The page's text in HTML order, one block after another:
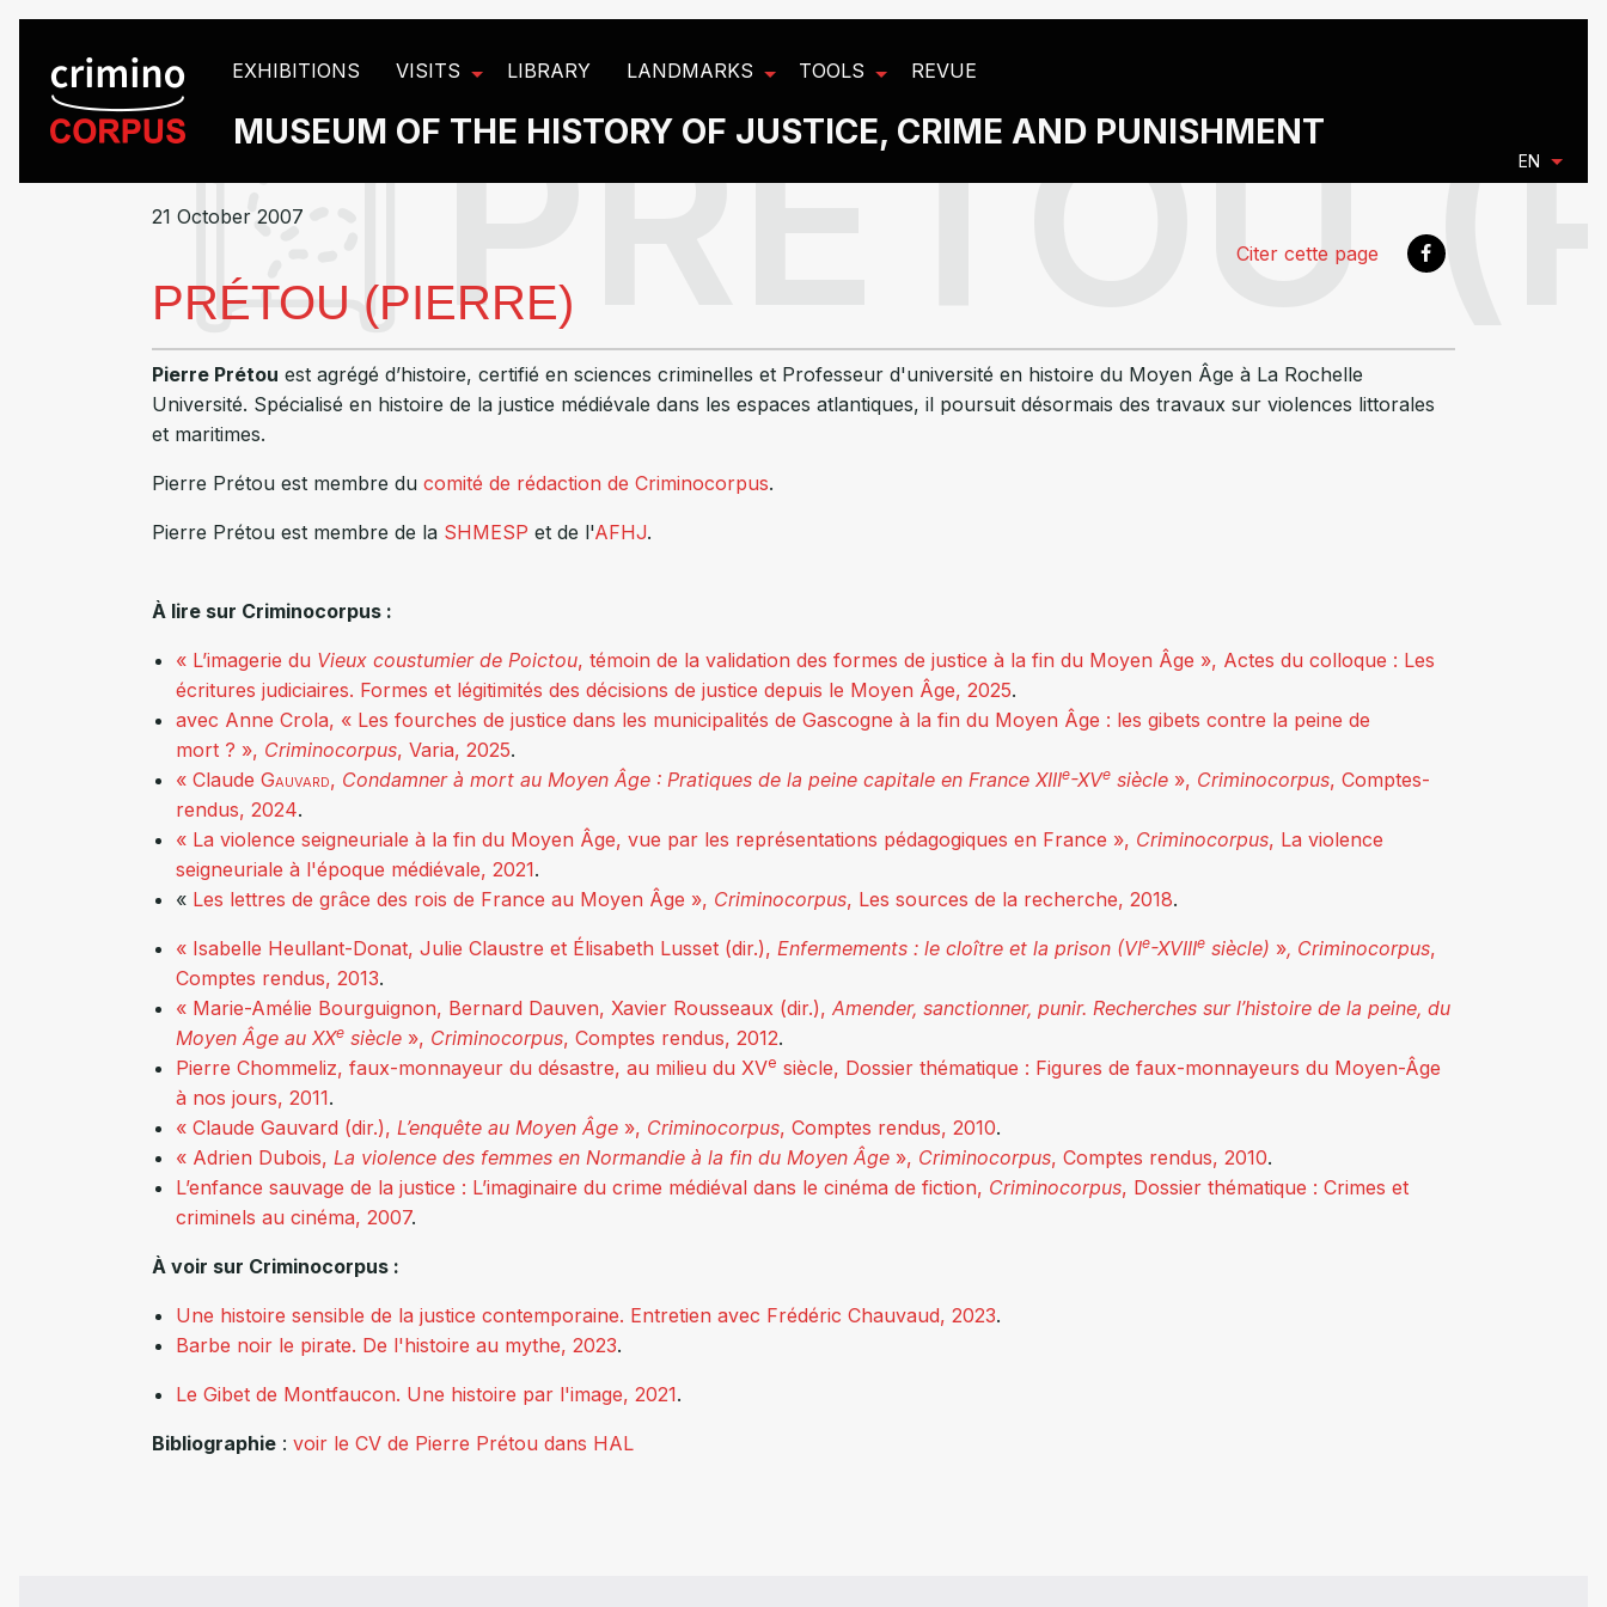
EXHIBITIONS VISITS LIBRARY LANDMARKS TOOLS REVUE
MUSEUM OF THE HISTORY OF JUSTICE, CRIME AND PUNISHMENT
EN
21 October 2007
Citer cette page
PRÉTOU (PIERRE)
Pierre Prétou est agrégé d’histoire, certifié en sciences criminelles et Professeur d'université en histoire du Moyen Âge à La Rochelle
Université. Spécialisé en histoire de la justice médiévale dans les espaces atlantiques, il poursuit désormais des travaux sur violences littorales
et maritimes.
Pierre Prétou est membre du comité de rédaction de Criminocorpus.
Pierre Prétou est membre de la SHMESP et de l'AFHJ.
À lire sur Criminocorpus :
« L’imagerie du Vieux coustumier de Poictou, témoin de la validation des formes de justice à la fin du Moyen Âge », Actes du colloque : Les
écritures judiciaires. Formes et légitimités des décisions de justice depuis le Moyen Âge, 2025.
avec Anne Crola, « Les fourches de justice dans les municipalités de Gascogne à la fin du Moyen Âge : les gibets contre la peine de
mort ? », Criminocorpus, Varia, 2025.
« Claude Gauvard, Condamner à mort au Moyen Âge : Pratiques de la peine capitale en France XIIIe-XVesiècle», Criminocorpus, Comptes-
rendus, 2024.
« La violence seigneuriale à la fin du Moyen Âge, vue par les représentations pédagogiques en France », Criminocorpus, La violence
seigneuriale à l'époque médiévale, 2021.
«Les lettres de grâce des rois de France au Moyen Âge », Criminocorpus, Les sources de la recherche, 2018.
« Isabelle Heullant-Donat, Julie Claustre et Élisabeth Lusset (dir.), Enfermements : le cloître et la prison (VIe-XVIIIesiècle) », Criminocorpus,
Comptes rendus, 2013.
« Marie-Amélie Bourguignon, Bernard Dauven, Xavier Rousseaux (dir.), Amender, sanctionner, punir. Recherches sur l’histoire de la peine, du
Moyen Âge au XXesiècle», Criminocorpus, Comptes rendus, 2012.
Pierre Chommeliz, faux-monnayeur du désastre, au milieu du XVe siècle, Dossier thématique : Figures de faux-monnayeurs du Moyen-Âge
à nos jours, 2011.
« Claude Gauvard (dir.), L’enquête au Moyen Âge», Criminocorpus, Comptes rendus, 2010.
« Adrien Dubois, La violence des femmes en Normandie à la fin du Moyen Âge», Criminocorpus, Comptes rendus, 2010.
L’enfance sauvage de la justice : L’imaginaire du crime médiéval dans le cinéma de fiction, Criminocorpus, Dossier thématique : Crimes et
criminels au cinéma, 2007.
À voir sur Criminocorpus :
Une histoire sensible de la justice contemporaine. Entretien avec Frédéric Chauvaud, 2023.
Barbe noir le pirate. De l'histoire au mythe, 2023.
Le Gibet de Montfaucon. Une histoire par l'image, 2021.
Bibliographie: voir le CV de Pierre Prétou dans HAL
Cookies management panel